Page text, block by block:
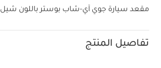
مقعد سيارة جوي آي-شاب بوستر باللون شيل
تفاصيل المنتج